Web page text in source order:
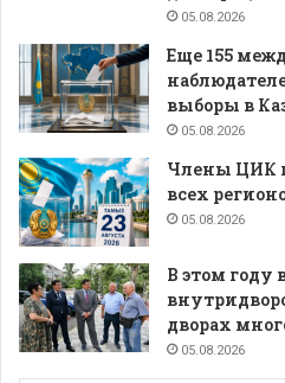
05.08.2026
Еще 155
выборы в
05.08.2026
Члены ЦИК
всех
05.08.2026
В этом году
дворах
05.08.2026